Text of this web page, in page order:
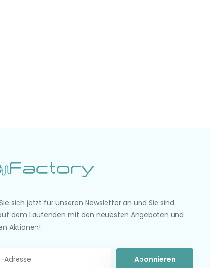
sich jetzt für unseren Newsletter an und Sie sind
dem Laufenden mit den neuesten Angeboten und
Aktionen!
Abonnieren